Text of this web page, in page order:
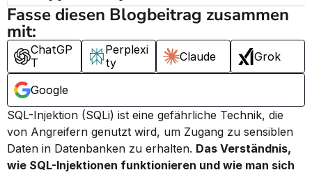
Fasse diesen Blogbeitrag zusammen
mit:
ChatGP
T
Perplexi
ty
Claude Grok
Google
SQL-Injektion (SQLi) ist eine gefährliche Technik, die
von Angreifern genutzt wird, um Zugang zu sensiblen
Daten in Datenbanken zu erhalten. Das Verständnis,
wie SQL-Injektionen funktionieren und wie man sich